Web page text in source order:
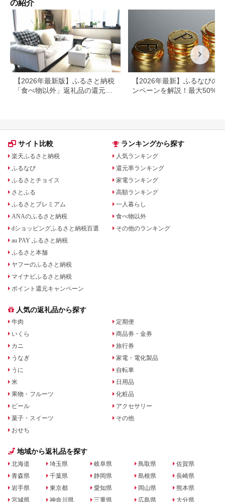
の紹介
【2026年最新版】ふるさと納税
「食べ物以外」返礼品の還元率
【2026年最新】ふるなびの
ンペーンを解説！最大50%還
サイト比較
楽天ふるさと納税
ふるなび
ふるさとチョイス
さとふる
ふるさとプレミアム
ANAのふるさと納税
dショッピングふるさと納税百選
au PAY ふるさと納税
ふるさと本舗
ヤフーのふるさと納税
マイナビふるさと納税
ポイント還元キャンペーン
ランキングから探す
人気ランキング
還元率ランキング
家電ランキング
高額ランキング
一人暮らし
食べ物以外
その他のランキング
人気の返礼品から探す
牛肉
いくら
カニ
うなぎ
うに
米
果物・フルーツ
ビール
菓子・スイーツ
おせち
定期便
商品券・金券
旅行券
家電・電化製品
自転車
日用品
化粧品
アクセサリー
その他
地域から返礼品を探す
北海道
青森県
岩手県
宮城県
埼玉県
千葉県
東京都
神奈川県
岐阜県
静岡県
愛知県
三重県
鳥取県
島根県
岡山県
広島県
佐賀県
長崎県
熊本県
大分県